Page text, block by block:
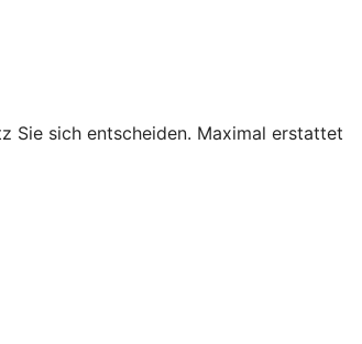
Sie sich entscheiden. Maximal erstattet